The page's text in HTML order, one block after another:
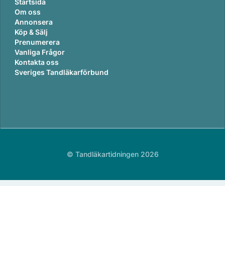
Startsida
Om oss
Annonsera
Köp & Sälj
Prenumerera
Vanliga Frågor
Kontakta oss
Sveriges Tandläkarförbund
© Tandläkartidningen 2026